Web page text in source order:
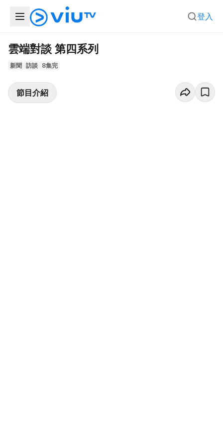
登入
雲端對談 第四系列
新聞 訪談 8集完
節目介紹